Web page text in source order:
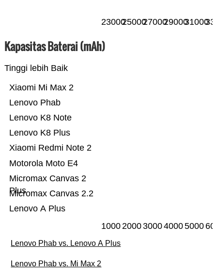
2300025000270002900031000
Kapasitas Baterai (mAh)
Tinggi lebih Baik
Lenovo A Plus
Micromax Canvas 2.2
Micromax Canvas 2
Plus
Motorola Moto E4
Xiaomi Redmi Note 2
Lenovo K8 Plus
Lenovo K8 Note
Lenovo Phab
Xiaomi Mi Max 2
10002000300040005000
Lenovo Phab vs. Lenovo A Plus
Lenovo Phab vs. Mi Max 2